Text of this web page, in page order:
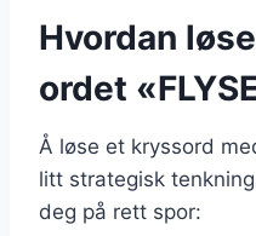
Hvordan
ordet
Å løse et kryssord
litt strategisk
deg på rett spor: